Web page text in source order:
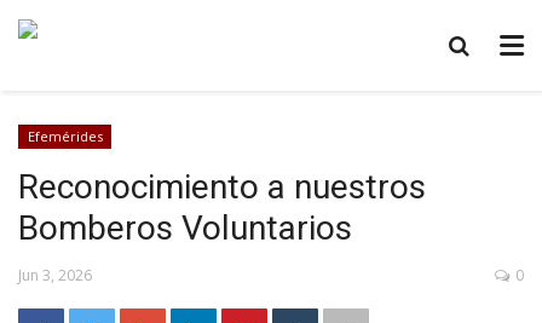
Efemérides
Reconocimiento a nuestros
Bomberos Voluntarios
Jun 3, 2026 0